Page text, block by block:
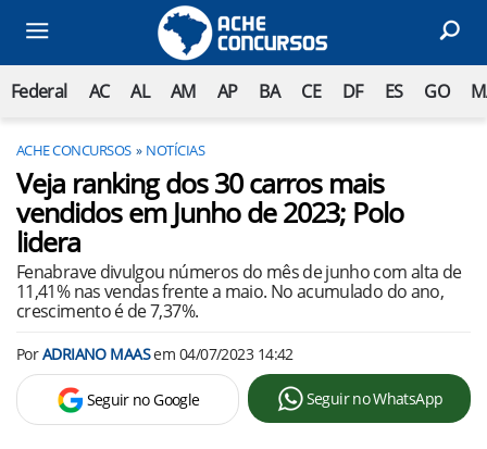
Federal AC AL AM AP BA CE DF ES GO
ACHE CONCURSOS NOTÍCIAS
Veja ranking dos 30 carros mais
vendidos em Junho de 2023; Polo
lidera
Fenabrave divulgou números do mês de junho com alta de
11,41% nas vendas frente a maio. No acumulado do ano,
crescimento é de 7,37%.
PorADRIANO MAASem 04/07/2023 14:42
Seguir no Google Seguir no WhatsApp